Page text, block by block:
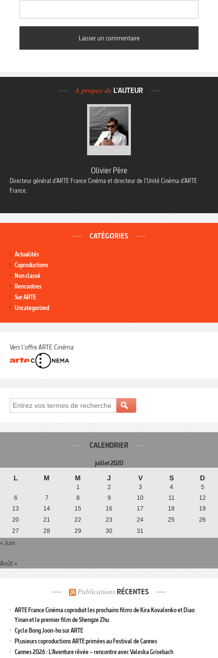
À propos de L'AUTEUR
Olivier Père
Directeur général d’ARTE France Cinéma et directeur de l’Unité Cinéma d’ARTE
France.
CATÉGORIES
Actualités
Coproductions
Non classé
Rencontres
Sur ARTE
Uncategorized
Vers l'offre ARTE Cinéma
CALENDRIER
juillet 2020
L M M J V S D
1 2 3 4
5
6
7 8 9 10 11
12
13
14 15 16 17 18
19
20
21 22 23 24 25
26
27
28 29 30 31
« Juin
Août »
Publications RÉCENTES
ARTE France Cinéma coproduit les prochains films de Kira Kovalenko et Diao
Yinan et le premier film de Shengze Zhu
Cycle Bong Joon-ho sur ARTE
Plusieurs coproductions ARTE primées au Festival de Cannes
Cannes 2026 : L’Aventure rêvée – rencontre avec Valeska Grisebach